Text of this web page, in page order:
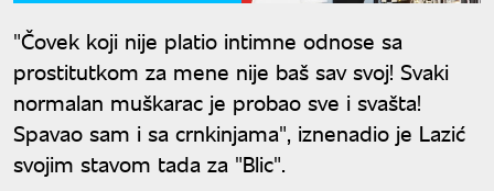
"Čovek koji nije platio intimne odnose sa
prostitutkom za mene nije baš sav svoj! Svaki
normalan muškarac je probao sve i svašta!
Spavao sam i sa crnkinjama", iznenadio je Lazić
svojim stavom tada za "Blic".